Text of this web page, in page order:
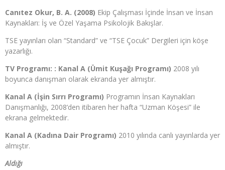
Canıtez Okur, B. A. (2008) Ekip Çalışması İçinde İnsan ve İnsan
Kaynakları: İş ve Özel Yaşama Psikolojik Bakışlar.
TSE yayınları olan “Standard” ve “TSE Çocuk” Dergileri için köşe
yazarlığı.
TV Programı: : Kanal A (Ümit Kuşağı Programı) 2008 yılı
boyunca danışman olarak ekranda yer almıştır.
Kanal A (İşin Sırrı Programı) Programın İnsan Kaynakları
Danışmanlığı, 2008’den itibaren her hafta “Uzman Köşesi” ile
ekrana gelmektedir.
Kanal A (Kadına Dair Programı) 2010 yılında canlı yayınlarda yer
almıştır.
Aldığı